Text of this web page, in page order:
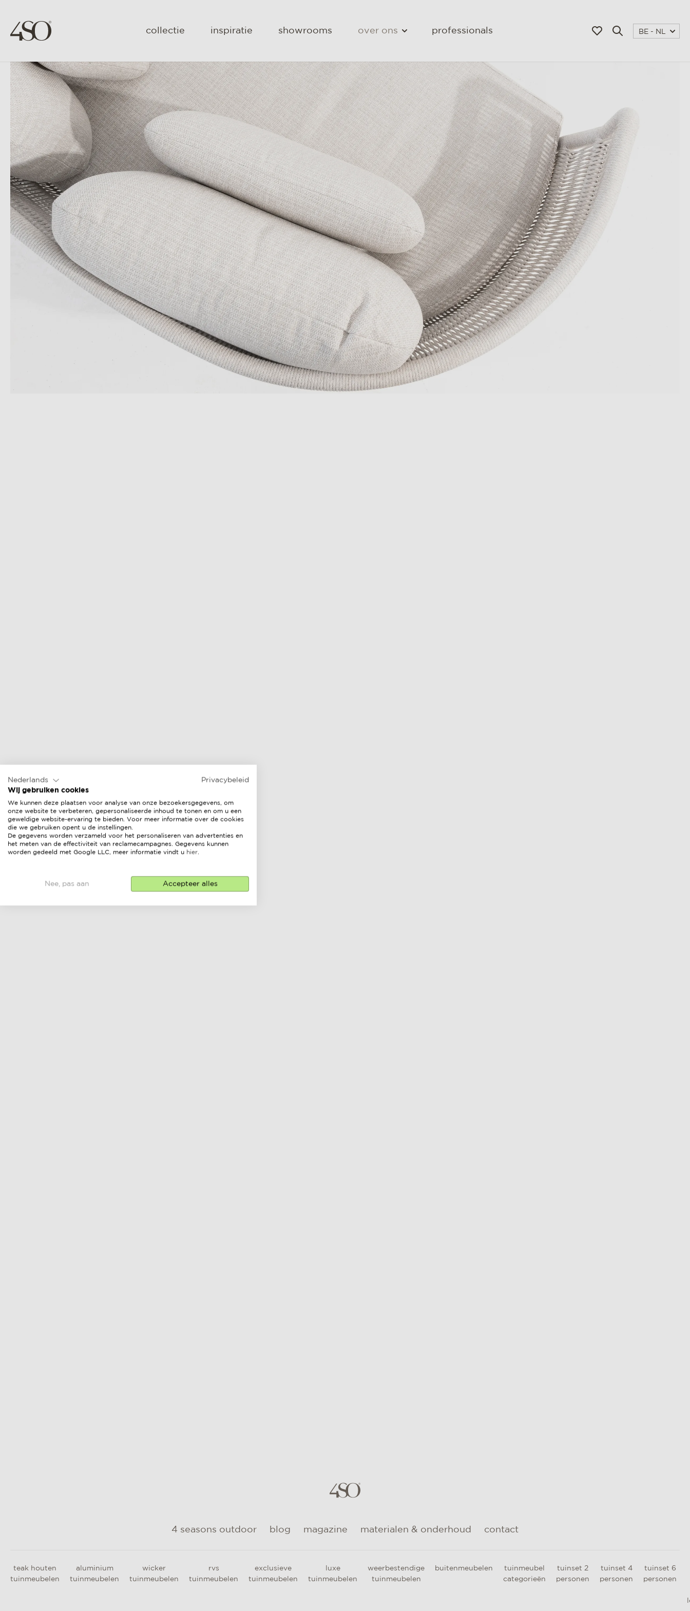
collectie inspiratie showrooms over ons professionals BE - NL
4 seasons outdoor blog magazine materialen & onderhoud contact
teak houten
tuinmeubelen
aluminium
tuinmeubelen
wicker
tuinmeubelen
rvs
tuinmeubelen
exclusieve
tuinmeubelen
luxe
tuinmeubelen
weerbestendige
tuinmeubelen
buitenmeubelen
tuinmeubel
categorieën
tuinset 2
personen
tuinset 4
personen
tuinset 6
personen
Nederlands
Privacybeleid
Wij gebruiken cookies
We kunnen deze plaatsen voor analyse van onze bezoekersgegevens, om
onze website te verbeteren, gepersonaliseerde inhoud te tonen en om u een
geweldige website-ervaring te bieden. Voor meer informatie over de cookies
die we gebruiken opent u de instellingen.
De gegevens worden verzameld voor het personaliseren van advertenties en
het meten van de effectiviteit van reclamecampagnes. Gegevens kunnen
worden gedeeld met Google LLC, meer informatie vindt u hier.
Nee, pas aan Accepteer alles